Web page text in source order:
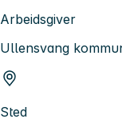
Arbeidsgiver
Ullensvang
Sted